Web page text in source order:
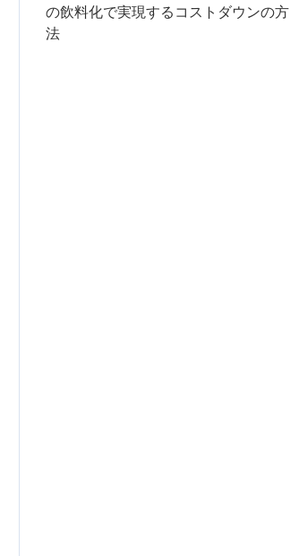
の飲料化で実現するコストダウンの方
法